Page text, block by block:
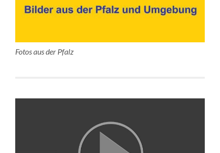
Fotos aus der Pfalz